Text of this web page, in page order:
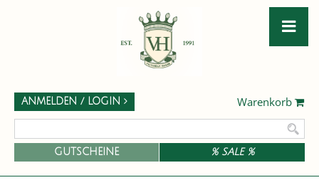
Warenkorb
ANMELDEN / LOGIN
GUTSCHEINE % SALE %